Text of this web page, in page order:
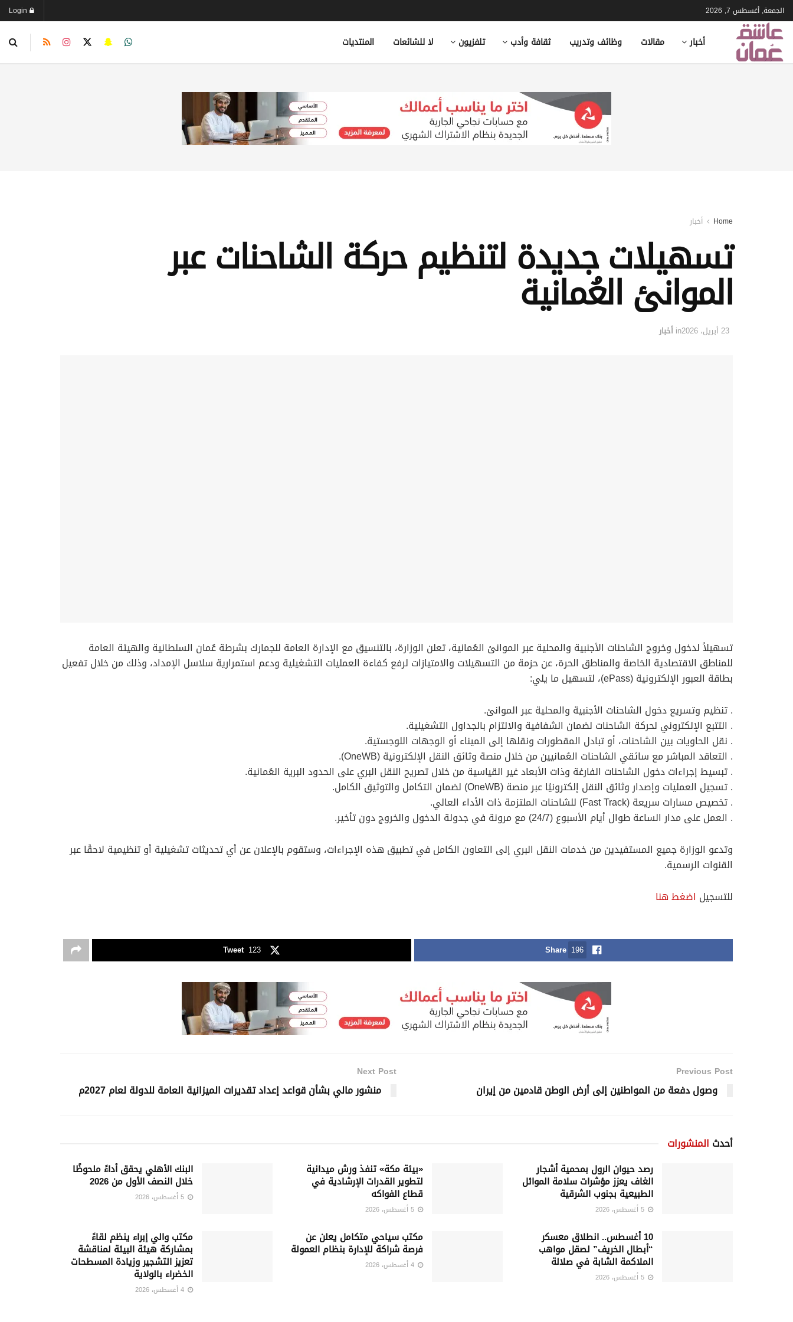
الجمعة, أغسطس 7, 2026
أخبار مقالات وظائف وتدريب ثقافة وأدب تلفزيون لا للشائعات المنتديات
Home أخبار
تسهيلات جديدة لتنظيم حركة الشاحنات عبر
الموانئ العُمانية
23 أبريل، 2026 in أخبار
تسهيلاً لدخول وخروج الشاحنات الأجنبية والمحلية عبر الموانئ العُمانية، تعلن الوزارة، بالتنسيق مع الإدارة العامة للجمارك بشرطة عُمان السلطانية والهيئة العامة
للمناطق الاقتصادية الخاصة والمناطق الحرة، عن حزمة من التسهيلات والامتيازات لرفع كفاءة العمليات التشغيلية ودعم استمرارية سلاسل الإمداد، وذلك من خلال تفعيل
بطاقة العبور الإلكترونية (ePass)، لتسهيل ما يلي:
. تنظيم وتسريع دخول الشاحنات الأجنبية والمحلية عبر الموانئ.
. التتبع الإلكتروني لحركة الشاحنات لضمان الشفافية والالتزام بالجداول التشغيلية.
. نقل الحاويات بين الشاحنات، أو تبادل المقطورات ونقلها إلى الميناء أو الوجهات اللوجستية.
. التعاقد المباشر مع سائقي الشاحنات العُمانيين من خلال منصة وثائق النقل الإلكترونية (OneWB).
. تبسيط إجراءات دخول الشاحنات الفارغة وذات الأبعاد غير القياسية من خلال تصريح النقل البري على الحدود البرية العُمانية.
. تسجيل العمليات وإصدار وثائق النقل إلكترونيًا عبر منصة (OneWB) لضمان التكامل والتوثيق الكامل.
. تخصيص مسارات سريعة (Fast Track) للشاحنات الملتزمة ذات الأداء العالي.
. العمل على مدار الساعة طوال أيام الأسبوع (24/7) مع مرونة في جدولة الدخول والخروج دون تأخير.
وتدعو الوزارة جميع المستفيدين من خدمات النقل البري إلى التعاون الكامل في تطبيق هذه الإجراءات، وستقوم بالإعلان عن أي تحديثات تشغيلية أو تنظيمية لاحقًا عبر
القنوات الرسمية.
للتسجيل اضغط هنا
Share 196
Tweet 123
Previous Post
وصول دفعة من المواطنين إلى أرض الوطن قادمين من إيران
Next Post
منشور مالي بشأن قواعد إعداد تقديرات الميزانية العامة للدولة لعام 2027م
أحدث المنشورات
رصد حيوان الرول بمحمية أشجار
الغاف يعزز مؤشرات سلامة الموائل
الطبيعية بجنوب الشرقية
«بيئة مكة» تنفذ ورش ميدانية
لتطوير القدرات الإرشادية في
قطاع الفواكه
البنك الأهلي يحقق أداءً ملحوظًا
خلال النصف الأول من 2026
10 أغسطس.. انطلاق معسكر
“أبطال الخريف” لصقل مواهب
الملاكمة الشابة في صلالة
‏مكتب سياحي متكامل يعلن عن
فرصة شراكة للإدارة بنظام العمولة
مكتب والي إبراء ينظم لقاءً
بمشاركة هيئة البيئة لمناقشة
تعزيز التشجير وزيادة المسطحات
الخضراء بالولاية